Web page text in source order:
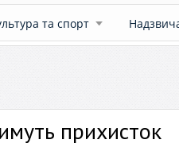
та спорт
прихисток